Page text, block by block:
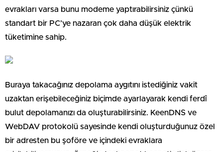
evrakları varsa bunu modeme yaptırabilirsiniz çünkü
standart bir PC’ye nazaran çok daha düşük elektrik
tüketimine sahip.
Buraya takacağınız depolama aygıtını istediğiniz vakit
uzaktan erişebileceğiniz biçimde ayarlayarak kendi ferdî
bulut depolamanızı da oluşturabilirsiniz. KeenDNS ve
WebDAV protokolü sayesinde kendi oluşturduğunuz özel
bir adresten bu şoföre ve içindeki evraklara